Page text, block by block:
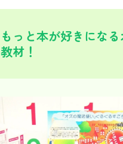
もっと本が好きにな
教材！